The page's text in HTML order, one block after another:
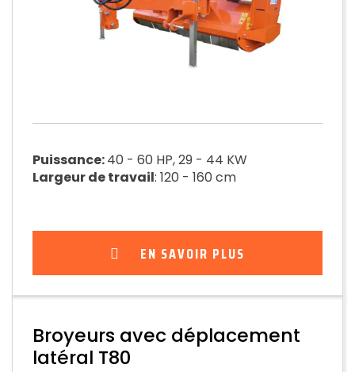
Puissance:40 - 60 HP, 29 - 44 KW
Largeur de travail: 120 - 160 cm
EN SAVOIR PLUS
Broyeurs avec déplacement
latéral T80